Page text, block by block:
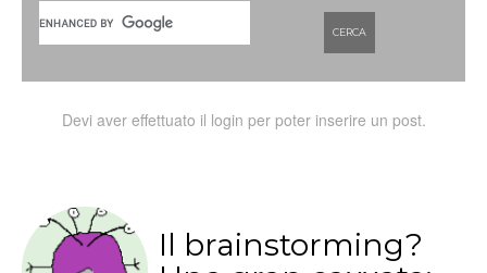
CERCA
Devi aver effettuato il login per poter inserire un post.
Il brainstorming?